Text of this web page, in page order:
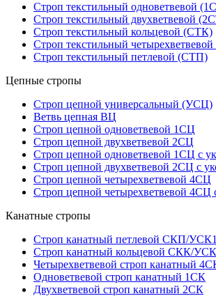
Строп текстильный одноветвевой
Строп текстильный двухветвевой
Строп текстильный кольцевой (СТК)
Строп текстильный
Строп текстильный петлевой (СТП)
Цепные стропы
Строп цепной универсальный (УСЦ)
Ветвь цепная ВЦ
Строп цепной одноветвевой 1СЦ
Строп цепной двухветвевой 2СЦ
Строп цепной одноветвевой 1СЦ с
Строп цепной двухветвевой 2СЦ с
Строп цепной четырехветвевой 4СЦ
Строп цепной четырехветвевой 4СЦ
Канатные стропы
Строп канатный петлевой СКП/УСК1
Строп канатный кольцевой СКК/
Четырехветвевой строп канатный
Одноветвевой строп канатный 1СК
Двухветвевой строп канатный 2СК